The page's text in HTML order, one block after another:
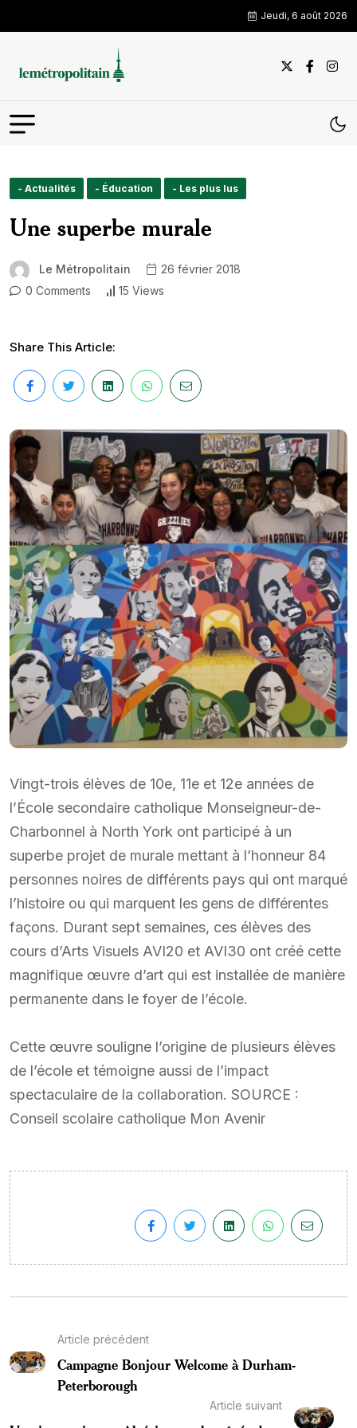
Jeudi, 6 août 2026
- Actualités - Éducation - Les plus lus
Une superbe murale
Le Métropolitain
26 février 2018
0 Comments
15 Views
Share This Article:
Vingt-trois élèves de 10e, 11e et 12e années de
l’École secondaire catholique Monseigneur-de-
Charbonnel à North York ont participé à un
superbe projet de murale mettant à l’honneur 84
personnes noires de différents pays qui ont marqué
l’histoire ou qui marquent les gens de différentes
façons. Durant sept semaines, ces élèves des
cours d’Arts Visuels AVI20 et AVI30 ont créé cette
magnifique œuvre d’art qui est installée de manière
permanente dans le foyer de l’école.
Cette œuvre souligne l’origine de plusieurs élèves
de l’école et témoigne aussi de l’impact
spectaculaire de la collaboration. SOURCE :
Conseil scolaire catholique Mon Avenir
Article précédent
Campagne Bonjour Welcome à Durham-
Peterborough
Article suivant